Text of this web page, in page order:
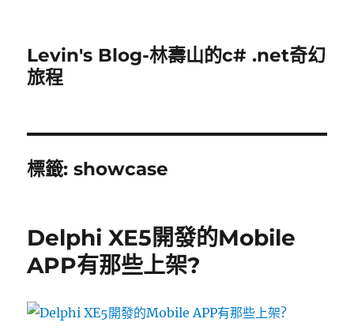
Levin's Blog-林壽山的c# .net奇幻
旅程
標籤:showcase
Delphi XE5開發的Mobile
APP有那些上架?